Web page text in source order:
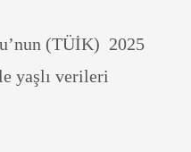
(TÜİK) 2025
yaşlı verileri